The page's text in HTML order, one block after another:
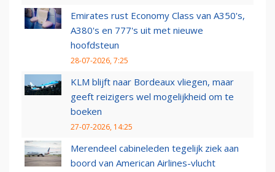
Emirates rust Economy Class van A350's,
A380's en 777's uit met nieuwe
hoofdsteun
28-07-2026, 7:25
KLM blijft naar Bordeaux vliegen, maar
geeft reizigers wel mogelijkheid om te
boeken
27-07-2026, 14:25
Merendeel cabineleden tegelijk ziek aan
boord van American Airlines-vlucht